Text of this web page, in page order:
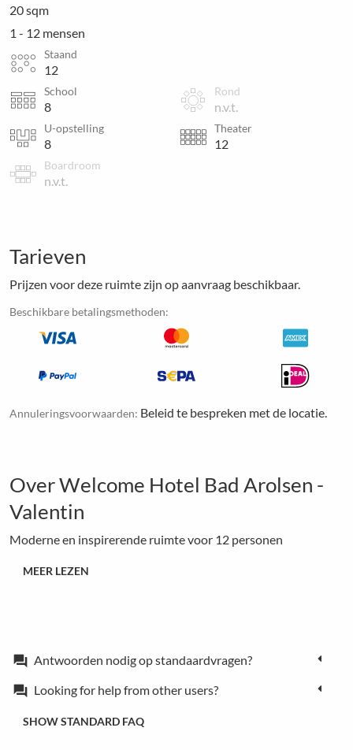
20 sqm
1 - 12 mensen
Staand
12
School
8
Rond
n.v.t.
U-opstelling
8
Theater
12
Boardroom
n.v.t.
Tarieven
Prijzen voor deze ruimte zijn op aanvraag beschikbaar.
Beschikbare betalingsmethoden:
Annuleringsvoorwaarden: Beleid te bespreken met de locatie.
Over Welcome Hotel Bad Arolsen -
Valentin
Moderne en inspirerende ruimte voor 12 personen
MEER LEZEN
forum Antwoorden nodig op standaardvragen?
forum Looking for help from other users?
SHOW STANDARD FAQ